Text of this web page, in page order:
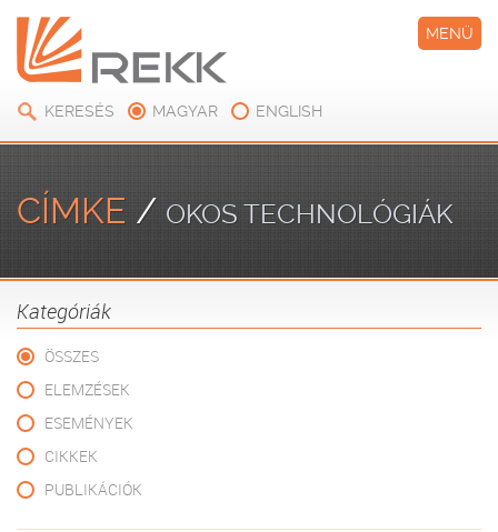
KERESÉS MAGYAR ENGLISH
MENÜ
CÍMKE / OKOS TECHNOLÓGIÁK
Kategóriák
ÖSSZES
ELEMZÉSEK
ESEMÉNYEK
CIKKEK
PUBLIKÁCIÓK